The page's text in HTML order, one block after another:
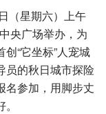
（星期六）上午
央广场举办，为
“它坐标”人宠城
员的秋日城市探险
名参加，用脚步丈